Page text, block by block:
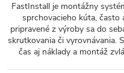
FastInstall je montážny
sprchovacieho kúta, často
pripravené z výroby sa do
skrutkovania či vyrovnávania.
čas aj náklady a montáž